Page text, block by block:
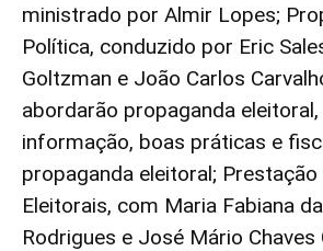
ministrado por Almir Lopes;
Política, conduzido por Eric
Goltzman e João Carlos
abordarão propaganda
informação, boas práticas e
propaganda eleitoral; Prestação
Eleitorais, com Maria Fabiana
Rodrigues e José Mário Chaves